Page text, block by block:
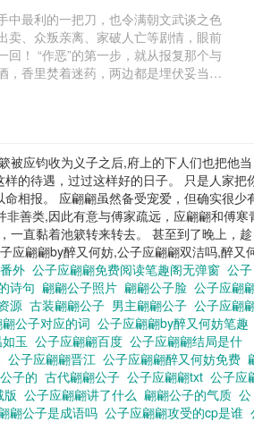
被应钧收为义子之后,府上的下人们也把他当
的待遇，过过这样好的日子。 只是人家把
相报。 应翩翩虽然备受宠爱，但确实很少
善类,因此有意与傅家疏远，应翩翩和傅寒
一直黏着池簌转来转去。 甚至到了晚上，趁
应翩翩by醉又何妨,公子应翩翩双洁吗,醉又
外 公子应翩翩免费阅读笔趣阁无弹窗 公子
诗句 翩翩公子照片 翩翩公子脸 公子应翩
源 古装翩翩公子 男主翩翩公子 公子应翩
公子对应的词 公子应翩翩by醉又何妨笔趣
玉 公子应翩翩百度 公子应翩翩结局是什
公子应翩翩晋江 公子应翩翩醉又何妨免费
子的 古代翩翩公子 公子应翩翩txt 公子应
版 公子应翩翩讲了什么 翩翩公子的气质 公
翩公子是成语吗 公子应翩翩攻受的cp是谁